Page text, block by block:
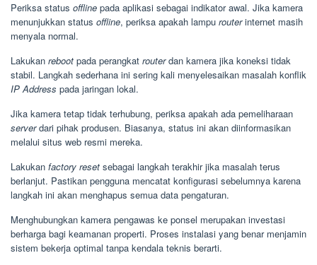
Periksa status offline pada aplikasi sebagai indikator awal. Jika kamera
menunjukkan status offline, periksa apakah lampu routerinternet masih
menyala normal.
Lakukan reboot pada perangkat routerdan kamera jika koneksi tidak
stabil. Langkah sederhana ini sering kali menyelesaikan masalah konflik
IP Address pada jaringan lokal.
Jika kamera tetap tidak terhubung, periksa apakah ada pemeliharaan
serverdari pihak produsen. Biasanya, status ini akan diinformasikan
melalui situs web resmi mereka.
Lakukan factory reset sebagai langkah terakhir jika masalah terus
berlanjut. Pastikan pengguna mencatat konfigurasi sebelumnya karena
langkah ini akan menghapus semua data pengaturan.
Menghubungkan kamera pengawas ke ponsel merupakan investasi
berharga bagi keamanan properti. Proses instalasi yang benar menjamin
sistem bekerja optimal tanpa kendala teknis berarti.